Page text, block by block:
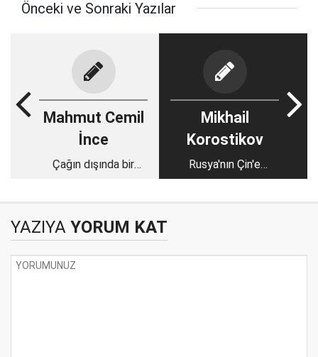
Önceki ve Sonraki Yazılar
Mahmut Cemil
İnce
Çağın dışında bir
Mikhail
Korostikov
Rusya'nın Çin'e
bağımlı olduğu iddiası
YAZIYA YORUM KAT